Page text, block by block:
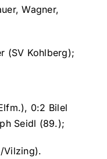
Wagner,
(SV Kohlberg);
0:2 Bilel
Seidl (89.);
Vilzing).